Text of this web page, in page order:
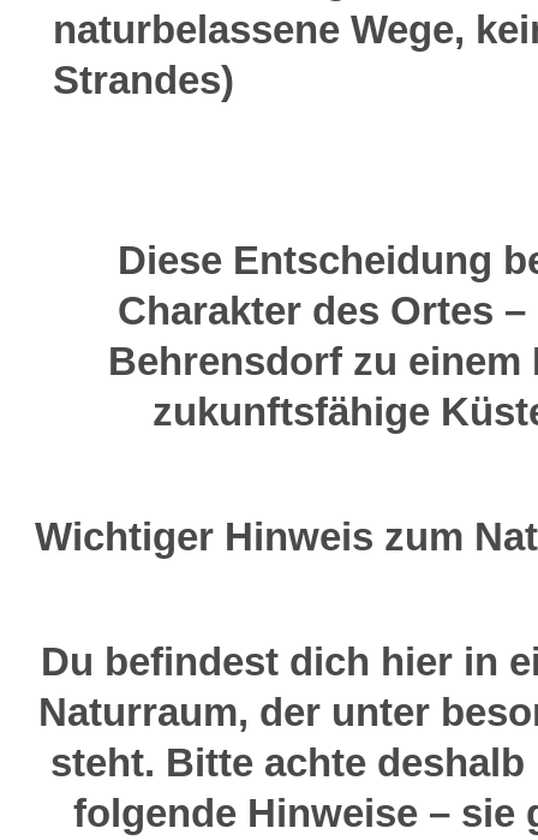
naturbelassene Wege,
Strandes)
Diese Entscheidung
Charakter des Ortes
Behrensdorf zu einem
zukunftsfähige
Wichtiger Hinweis zum
Du befindest dich hier in
Naturraum, der unter
steht. Bitte achte
folgende Hinweise – sie